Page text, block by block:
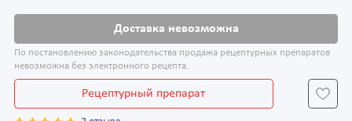
Доставка невозможна
По постановлению законодательства продажа рецептурных препаратов
невозможна без электронного рецепта.
Рецептурный препарат